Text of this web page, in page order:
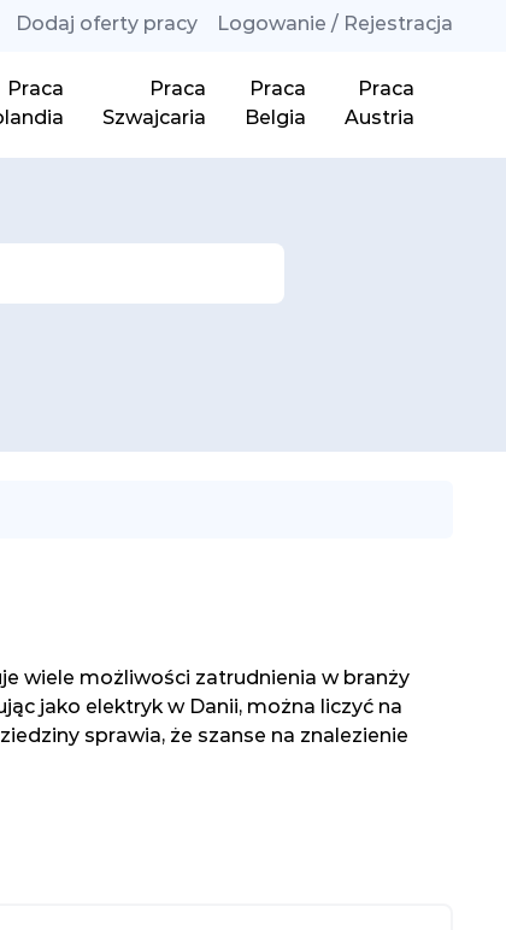
Dodaj oferty pracy Logowanie / Rejestracja
Praca
Praca
Szwajcaria
Praca
Belgia
Praca
Austria
wiele możliwości zatrudnienia w branży
jako elektryk w Danii, można liczyć na
sprawia, że szanse na znalezienie